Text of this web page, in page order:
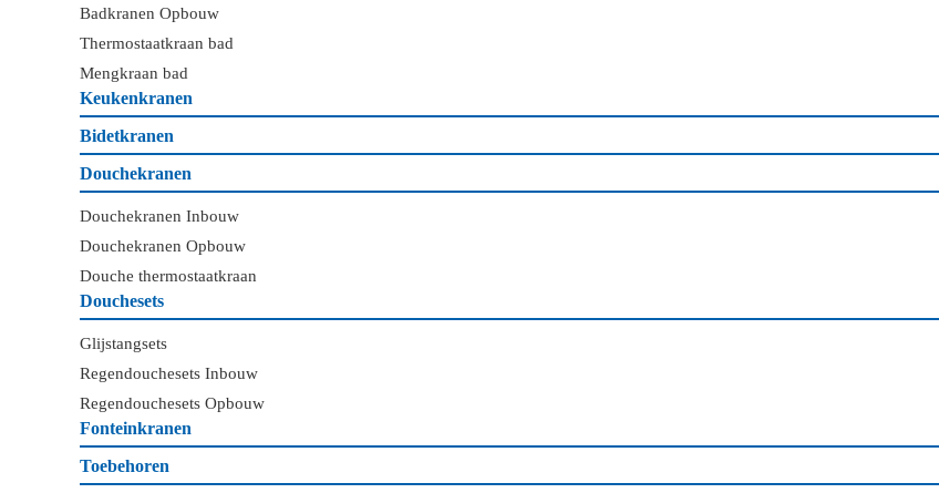
Badkranen Opbouw
Thermostaatkraan bad
Mengkraan bad
Keukenkranen
Bidetkranen
Douchekranen
Douchekranen Inbouw
Douchekranen Opbouw
Douche thermostaatkraan
Douchesets
Glijstangsets
Regendouchesets Inbouw
Regendouchesets Opbouw
Fonteinkranen
Toebehoren